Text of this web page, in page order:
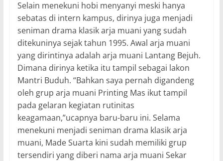
Selain menekuni hobi menyanyi meski hanya
sebatas di intern kampus, dirinya juga menjadi
seniman drama klasik arja muani yang sudah
ditekuninya sejak tahun 1995. Awal arja muani
yang dirintinya adalah arja muani Lantang Bejuh.
Dimana dirinya ketika itu tampil sebagai lakon
Mantri Buduh. “Bahkan saya pernah digandeng
oleh grup arja muani Printing Mas ikut tampil
pada gelaran kegiatan rutinitas
keagamaan,”ucapnya baru-baru ini. Selama
menekuni menjadi seniman drama klasik arja
muani, Made Suarta kini sudah memiliki grup
tersendiri yang diberi nama arja muani Sekar